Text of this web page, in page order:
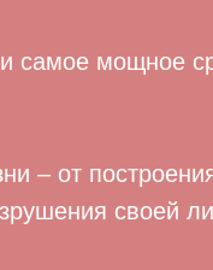
самое мощное
– от
своей